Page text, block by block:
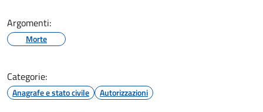
Argomenti:
Morte
Categorie:
Anagrafe e stato civile Autorizzazioni